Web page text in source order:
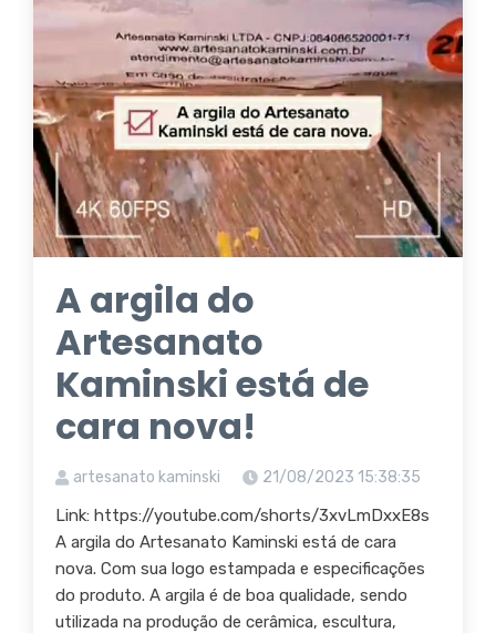
A argila do
Artesanato
Kaminski está de
cara nova!
artesanato kaminski 21/08/2023 15:38:35
Link: https://youtube.com/shorts/3xvLmDxxE8s
A argila do Artesanato Kaminski está de cara
nova. Com sua logo estampada e especificações
do produto. A argila é de boa qualidade, sendo
utilizada na produção de cerâmica, escultura,